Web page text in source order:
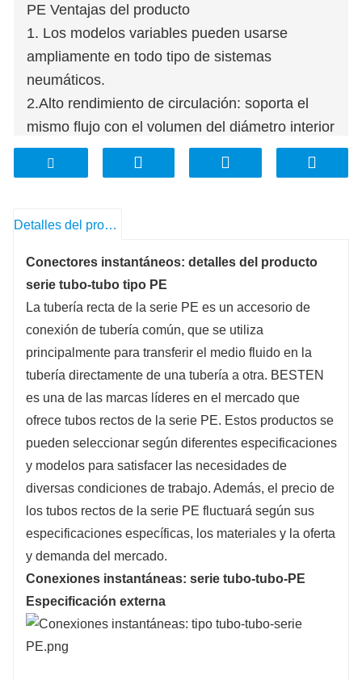
PE Ventajas del producto
1. Los modelos variables pueden usarse
ampliamente en todo tipo de sistemas
neumáticos.
2.Alto rendimiento de circulación: soporta el
mismo flujo con el volumen del diámetro interior
del tubo,
3. Conecte el tubo de forma fácil y cómoda. La
duradera.
rosca M5 se
unido con una junta de sellado para evitar
fugas de aire sobre la porción de rosca de
conexión.
Detalles del producto
Conectores instantáneos: detalles del producto
serie tubo-tubo tipo PE
La tubería recta de la serie PE es un accesorio de
conexión de tubería común, que se utiliza
principalmente para transferir el medio fluido en la
tubería directamente de una tubería a otra. BESTEN
es una de las marcas líderes en el mercado que
ofrece tubos rectos de la serie PE. Estos productos se
pueden seleccionar según diferentes especificaciones
y modelos para satisfacer las necesidades de
diversas condiciones de trabajo. Además, el precio de
los tubos rectos de la serie PE fluctuará según sus
especificaciones específicas, los materiales y la oferta
y demanda del mercado.
Conexiones instantáneas: serie tubo-tubo-PE
Especificación externa